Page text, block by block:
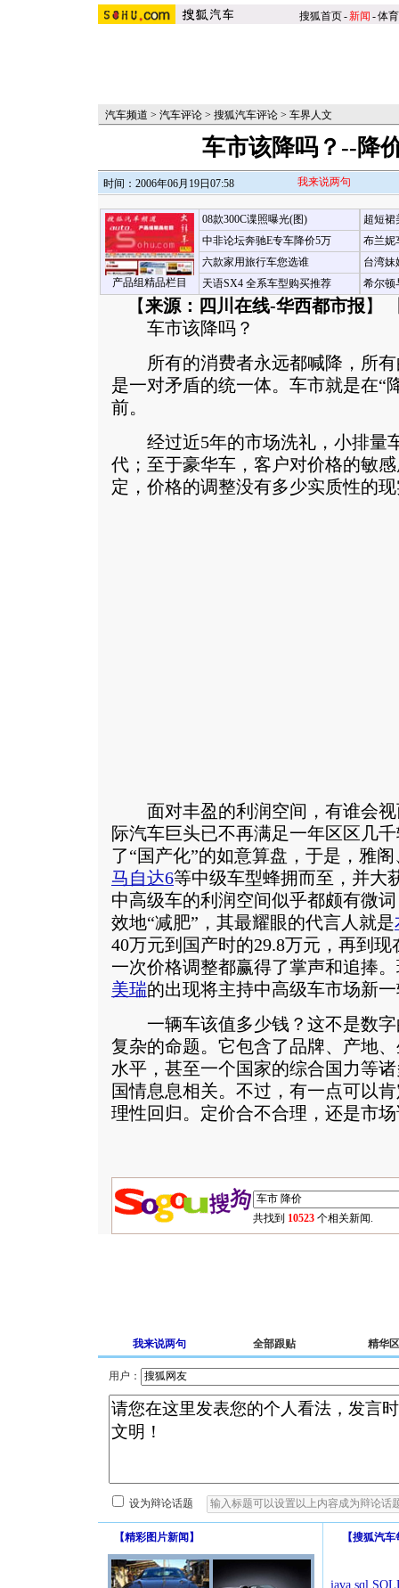
搜狐首页-新闻 -体育
汽车频道 > 汽车评论 > 搜狐汽车评论 > 车界人文
车市该降吗？--降
时间：2006年06月19日07:58 我来说两句
产品组精品栏目
08款300C谍照曝光(图)
中非论坛奔驰E专车降价5万
六款家用旅行车您选谁
天语SX4 全系车型购买推荐
超短裙
布兰妮
台湾妹
希尔顿
【来源：四川在线-华西都市报 】
车市该降吗？
所有的消费者永远都喊降，所有
是一对矛盾的统一体。车市就是在“
前。
经过近5年的市场洗礼，小排量
代；至于豪华车，客户对价格的敏
定，价格的调整没有多少实质性的
面对丰盈的利润空间，有谁会视
际汽车巨头已不再满足一年区区几
了“国产化”的如意算盘，于是，雅阁
马自达6等中级车型蜂拥而至，并大
中高级车的利润空间似乎都颇有微
效地“减肥”，其最耀眼的代言人就是
40万元到国产时的29.8万元，再到
一次价格调整都赢得了掌声和追捧
美瑞的出现将主持中高级车市场新
一辆车该值多少钱？这不是数字
复杂的命题。它包含了品牌、产地
水平，甚至一个国家的综合国力等
国情息息相关。不过，有一点可以
理性回归。定价合不合理，还是市
共找到 10523 个相关新闻.
我来说两句 全部跟贴 精华区
用户：
设为辩论话题
【精彩图片新闻 】 【搜狐汽车